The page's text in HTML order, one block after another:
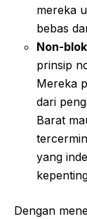
mereka
bebas
Non-
prinsip
Mereka
dari
Barat
yang
Dengan